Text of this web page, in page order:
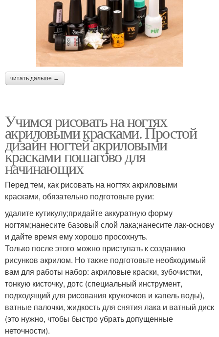
читать дальше →
Учимся рисовать на ногтях
акриловыми красками. Простой
дизайн ногтей акриловыми
красками пошагово для
начинающих
Перед тем, как рисовать на ногтях акриловыми
красками, обязательно подготовьте руки:
удалите кутикулу;придайте аккуратную форму
ногтям;нанесите базовый слой лака;нанесите лак-основу
и дайте время ему хорошо просохнуть.
Только после этого можно приступать к созданию
рисунков акрилом. Но также подготовьте необходимый
вам для работы набор: акриловые краски, зубочистки,
тонкую кисточку, дотс (специальный инструмент,
подходящий для рисования кружочков и капель воды),
ватные палочки, жидкость для снятия лака и ватный диск
(это нужно, чтобы быстро убрать допущенные
неточности).